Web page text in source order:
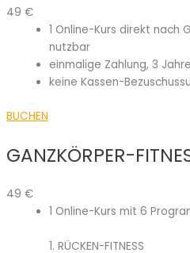
49 €
1 Online-Kurs direkt
nutzbar
einmalige Zahlung, 3
keine Kassen-
BUCHEN
GANZKÖRPER-
49 €
1 Online-Kurs mit 6
1. RÜCKEN-FITNESS